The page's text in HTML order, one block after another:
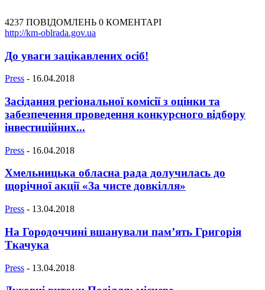
4237 ПОВІДОМЛЕНЬ 0 КОМЕНТАРІ
http://km-oblrada.gov.ua
До уваги зацікавлених осіб!
Press - 16.04.2018
Засідання регіональної комісії з оцінки та
забезпечення проведення конкурсного відбору
інвестиційних...
Press - 16.04.2018
Хмельницька обласна рада долучилась до
щорічної акції «За чисте довкілля»
Press - 13.04.2018
На Городоччині вшанували пам’ять Григорія
Ткачука
Press - 13.04.2018